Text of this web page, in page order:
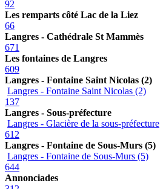
92
Les remparts côté Lac de la Liez
66
Langres - Cathédrale St Mammès
671
Les fontaines de Langres
609
Langres - Fontaine Saint Nicolas (2)
Langres - Fontaine Saint Nicolas (2)
137
Langres - Sous-préfecture
Langres - Glacière de la sous-préfecture
612
Langres - Fontaine de Sous-Murs (5)
Langres - Fontaine de Sous-Murs (5)
644
Annonciades